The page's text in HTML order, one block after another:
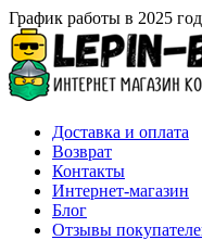
График работы в 2025
Доставка и оплата
Возврат
Контакты
Интернет-магазин
Блог
Отзывы